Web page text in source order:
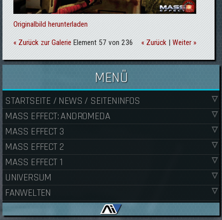
Originalbild herunterladen
« Zurück zur Galerie Element 57 von 236 « Zurück|Weiter »
MENÜ
STARTSEITE / NEWS / SEITENINFOS
MASS EFFECT: ANDROMEDA
MASS EFFECT 3
MASS EFFECT 2
MASS EFFECT 1
UNIVERSUM
FANWELTEN